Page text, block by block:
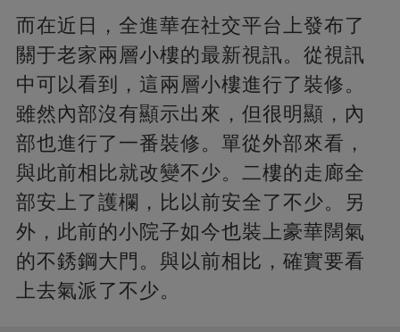
而在近日，全進華在社交平台上發布了
關于老家兩層小樓的最新視訊。從視訊
中可以看到，這兩層小樓進行了裝修。
雖然內部沒有顯示出來，但很明顯，內
部也進行了一番裝修。單從外部來看，
與此前相比就改變不少。二樓的走廊全
部安上了護欄，比以前安全了不少。另
外，此前的小院子如今也裝上豪華闊氣
的不銹鋼大門。與以前相比，確實要看
上去氣派了不少。